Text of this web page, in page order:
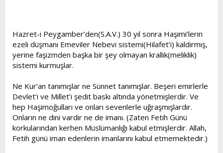
Hazret-i Peygamber’den(S.A.V.) 30 yıl sonra Haşimi’lerin
ezeli düşmanı Emeviler Nebevi sistemi(Hilafet’i) kaldırmış,
yerine faşizmden başka bir şey olmayan krallık(meliklik)
sistemi kurmuşlar.
Ne Kur’an tanımışlar ne Sünnet tanımışlar. Beşeri emirlerle
Devlet’i ve Millet’i şedit baskı altında yönetmişlerdir. Ve
hep Haşimoğulları ve onları sevenlerle uğraşmışlardır.
Onların ne dini vardır ne de imanı. (Zaten Fetih Günü
korkularından kerhen Müslümanlığı kabul etmişlerdir. Allah,
Fetih günü iman edenlerin imanlarını kabul etmemektedir.)